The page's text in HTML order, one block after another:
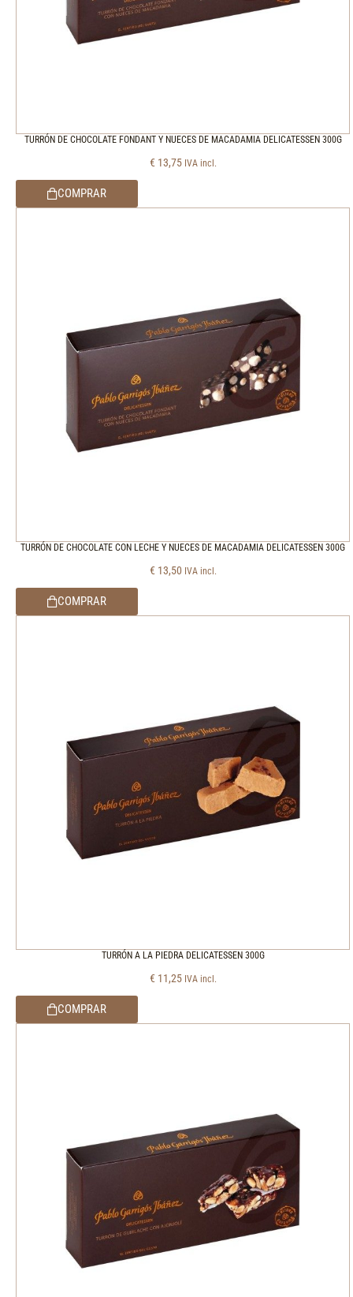
TURRÓN DE CHOCOLATE FONDANT Y NUECES DE MACADAMIA DELICATESSEN 300G
€ 13,75 IVA incl.
COMPRAR
TURRÓN DE CHOCOLATE CON LECHE Y NUECES DE MACADAMIA DELICATESSEN 300G
€ 13,50 IVA incl.
COMPRAR
TURRÓN A LA PIEDRA DELICATESSEN 300G
€ 11,25 IVA incl.
COMPRAR